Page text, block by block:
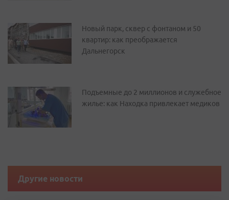
Новый парк, сквер с фонтаном и 50
квартир: как преображается
Дальнегорск
Подъемные до 2 миллионов и служебное
жилье: как Находка привлекает медиков
Другие новости